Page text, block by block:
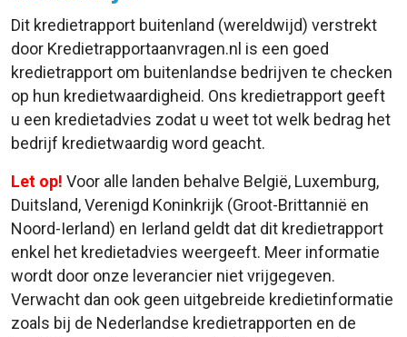
Dit kredietrapport buitenland (wereldwijd) verstrekt
door Kredietrapportaanvragen.nl is een goed
kredietrapport om buitenlandse bedrijven te checken
op hun kredietwaardigheid. Ons kredietrapport geeft
u een kredietadvies zodat u weet tot welk bedrag het
bedrijf kredietwaardig word geacht.
Let op! Voor alle landen behalve België, Luxemburg,
Duitsland, Verenigd Koninkrijk (Groot-Brittannië en
Noord-Ierland) en Ierland geldt dat dit kredietrapport
enkel het kredietadvies weergeeft. Meer informatie
wordt door onze leverancier niet vrijgegeven.
Verwacht dan ook geen uitgebreide kredietinformatie
zoals bij de Nederlandse kredietrapporten en de